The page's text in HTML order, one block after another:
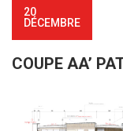
20
DÉCEMBRE
COUPE AA’